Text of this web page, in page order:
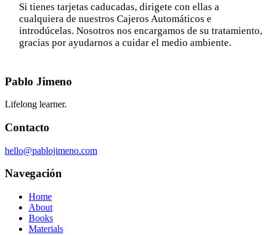
Si tienes tarjetas caducadas, dirigete con ellas a
cualquiera de nuestros Cajeros Automáticos e
introdúcelas. Nosotros nos encargamos de su tratamiento,
gracias por ayudarnos a cuidar el medio ambiente.
Pablo Jimeno
Lifelong learner.
Contacto
hello@pablojimeno.com
Navegación
Home
About
Books
Materials